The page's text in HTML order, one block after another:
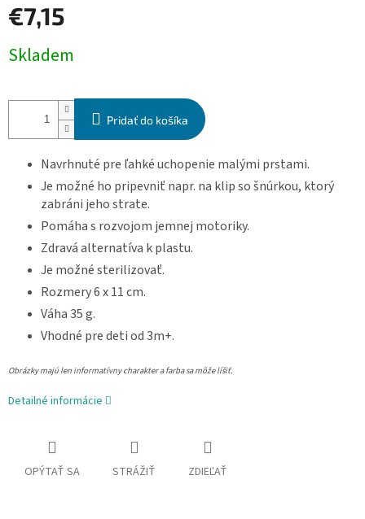
€7,15
cena:
Skladem
Pridať do košíka
Navrhnuté pre ľahké uchopenie malými prstami.
Je možné ho pripevniť napr. na klip so šnúrkou, ktorý
zabráni jeho strate.
Pomáha s rozvojom jemnej motoriky.
Zdravá alternatíva k plastu.
Je možné sterilizovať.
Rozmery 6 x 11 cm.
Váha 35 g.
Vhodné pre deti od 3m+.
Obrázky majú len informatívny charakter a farba sa môže líšiť.
Detailné informácie
OPÝTAŤ SA STRÁŽIŤ ZDIEĽAŤ